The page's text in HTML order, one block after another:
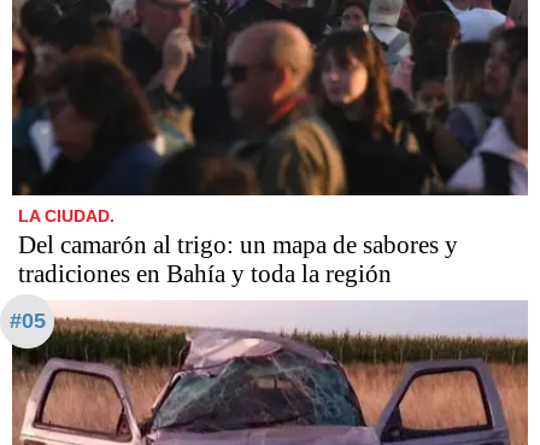
LA CIUDAD.
Del camarón al trigo: un mapa de sabores y
tradiciones en Bahía y toda la región
#05